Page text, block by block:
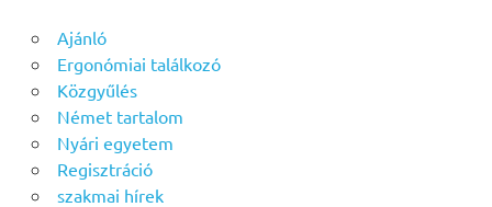
Ajánló
Ergonómiai találkozó
Közgyűlés
Német tartalom
Nyári egyetem
Regisztráció
szakmai hírek